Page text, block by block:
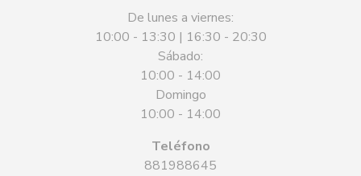
De lunes a viernes:
10:00 - 13:30 | 16:30 - 20:30
Sábado:
10:00 - 14:00
Domingo
10:00 - 14:00
Teléfono
881988645